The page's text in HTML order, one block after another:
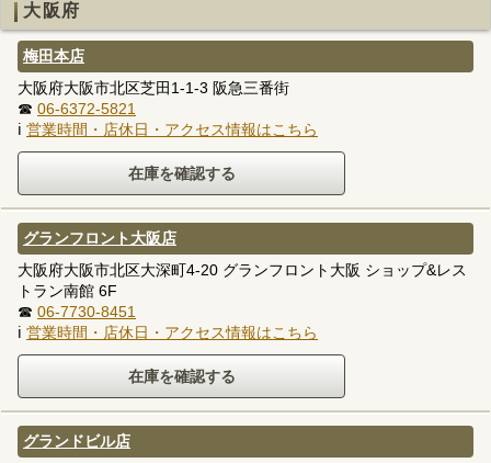
大阪府
梅田本店
大阪府大阪市北区芝田1-1-3 阪急三番街
☎ 06-6372-5821
ℹ 営業時間・店休日・アクセス情報はこちら
グランフロント大阪店
大阪府大阪市北区大深町4-20 グランフロント大阪 ショップ&レス
トラン南館 6F
☎ 06-7730-8451
ℹ 営業時間・店休日・アクセス情報はこちら
グランドビル店